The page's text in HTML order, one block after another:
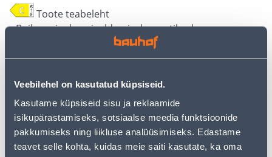
Veebilehel on kasutatud küpsiseid.
Kasutame küpsiseid sisu ja reklaamide
isikupärastamiseks, sotsiaalse meedia funktsioonide
pakkumiseks ning liikluse analüüsimiseks. Edastame
teavet selle kohta, kuidas meie saiti kasutate, ka oma
Toote teabeleht
• Boiler seinale paigaldamiseks, vertikaalne.
• Maht 30 l, võimsus 1200 W.
• Paagil on 5-aastane garantii. Elektroonika ja boileri
• HANKIJA LAOST TELLITAV TOODE
Калькулятор рассрочки
Депозит Платежи